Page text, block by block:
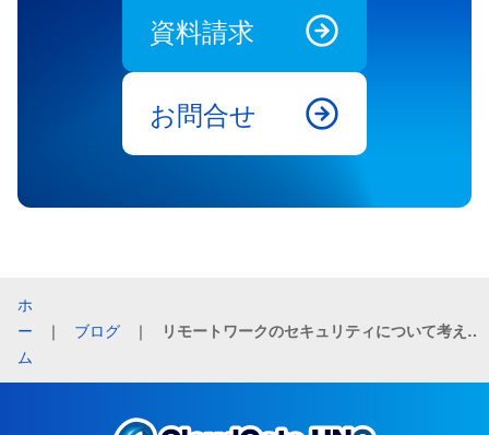
資料請求
お問合せ
ホ
ー
ム
｜ ブログ ｜ リモートワークのセキュリティについて考えておくべきこと